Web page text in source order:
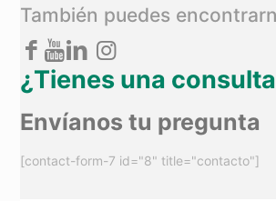
También puedes
¿Tienes una
Envíanos tu pregunta
[contact-form-7 id="8" title="contacto"]